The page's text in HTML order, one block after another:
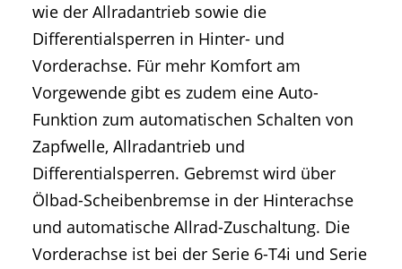
wie der Allradantrieb sowie die
Differentialsperren in Hinter- und
Vorderachse. Für mehr Komfort am
Vorgewende gibt es zudem eine Auto-
Funktion zum automatischen Schalten von
Zapfwelle, Allradantrieb und
Differentialsperren. Gebremst wird über
Ölbad-Scheibenbremse in der Hinterachse
und automatische Allrad-Zuschaltung. Die
Vorderachse ist bei der Serie 6-T4i und Serie